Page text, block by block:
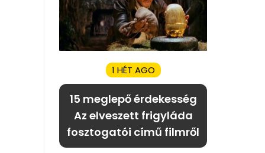
1 HÉT AGO
15 meglepő érdekesség
Az elveszett frigyláda
fosztogatói című filmről